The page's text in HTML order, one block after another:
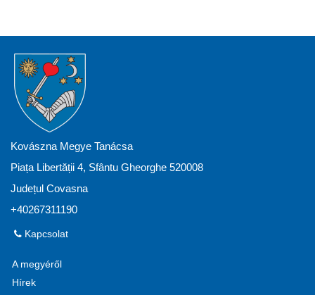
Kovászna Megye Tanácsa
Piața Libertății 4, Sfântu Gheorghe 520008
Județul Covasna
+40267311190
Kapcsolat
A megyéről
Hírek